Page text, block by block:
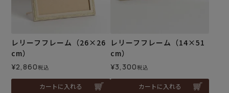
レリーフフレーム（26×26
cm）
¥2,860税込
カートに入れる
レリーフフレーム（14×51
cm）
¥3,300税込
カートに入れる